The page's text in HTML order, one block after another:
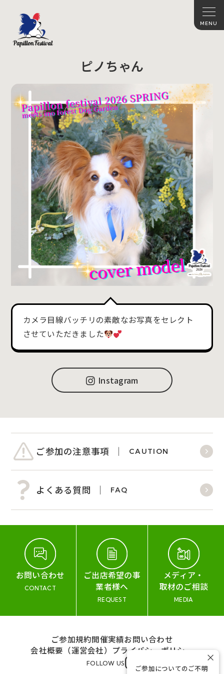
ピノちゃん
カメラ目線バッチリの素敵なお写真をセレクト
させていただきました
Instagram
ご参加の注意事項 CAUTION
よくある質問 FAQ
お問い合わせ
CONTACT
ご出店希望の事
業者様へ
REQUEST
メディア・
取材のご相談
MEDIA
ご参加規約開催実績お問い合わせ
会社概要（運営会社） プライバシーポリシー
FOLLOW US
ご参加についてのご不明
×